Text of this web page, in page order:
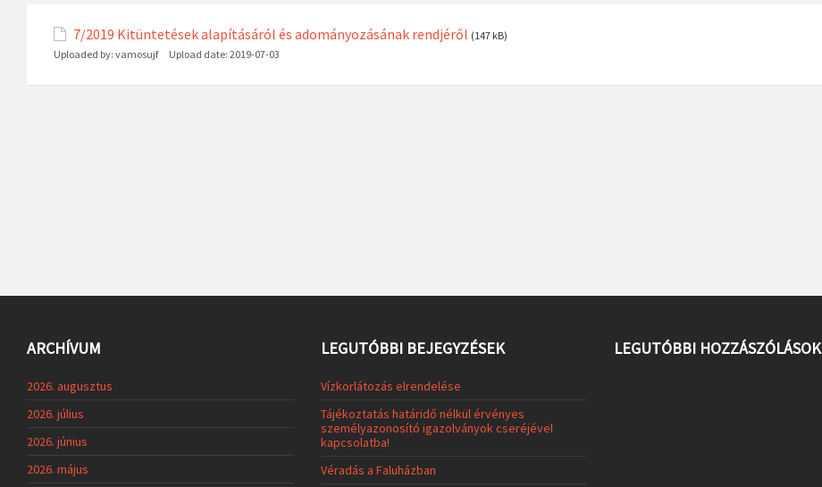
7/2019 Kitüntetések alapításáról és adományozásának rendjéről (147 kB)
Uploaded by: vamosujf Upload date: 2019-07-03
ARCHÍVUM
2026. augusztus
2026. július
2026. június
2026. május
LEGUTÓBBI BEJEGYZÉSEK
Vízkorlátozás elrendelése
Tájékoztatás határidő nélkül érvényes
személyazonosító igazolványok cseréjével
kapcsolatba!
Véradás a Faluházban
LEGUTÓBBI HOZZÁSZÓLÁSOK